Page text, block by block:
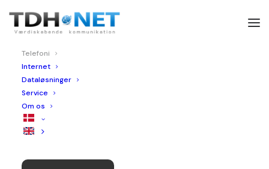
Telefoni
Internet
Dataløsninger
Service
Om os
Få en smart telefoniløsning,